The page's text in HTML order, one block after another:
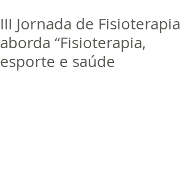
dor
Trabalhe Conosco
III Jornada de Fisioterapia
aborda “Fisioterapia,
esporte e saúde